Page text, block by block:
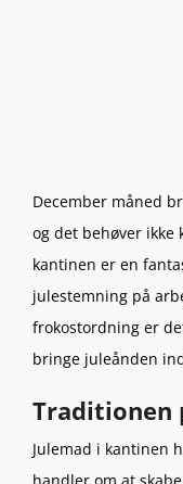
December måned
og det behøver ikke
kantinen er en
julestemning på
frokostordning er
bringe juleånden
Traditionen
Julemad i kantinen